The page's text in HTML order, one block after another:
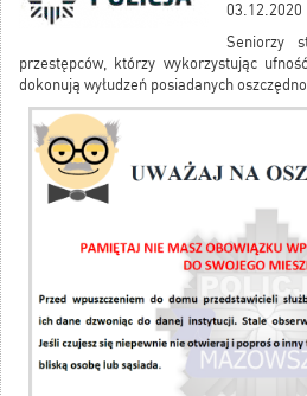
03.12.2020
Seniorzy
przestępców, którzy wykorzystując
dokonują wyłudzeń posiadanych